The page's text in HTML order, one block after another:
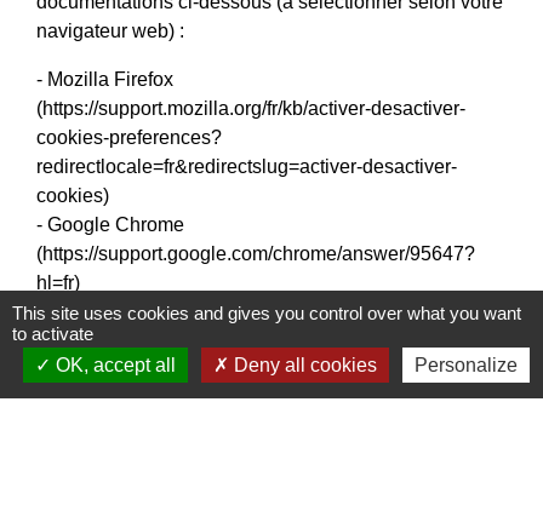
navigateur web) :
- Mozilla Firefox
(https://support.mozilla.org/fr/kb/activer-desactiver-
cookies-preferences?
redirectlocale=fr&redirectslug=activer-desactiver-
cookies)
- Google Chrome
(https://support.google.com/chrome/answer/95647?
hl=fr)
- Microsoft Edge (https://privacy.microsoft.com/fr-
fr/windows-10-microsoft-edge-and-privacy
- Internet Explorer (
https://support.microsoft.com/fr-
fr/help/17442/windows-internet-explorer-delete-
This site uses cookies and gives you control over what you want
to activate
OK, accept all
Deny all cookies Personalize